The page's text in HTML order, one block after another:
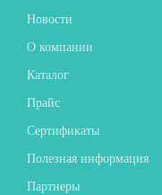
Новости
О компании
Каталог
Прайс
Сертификаты
Полезная информация
Партнеры